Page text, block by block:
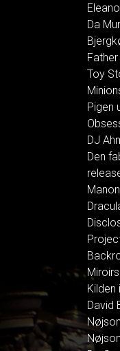
Da
Toy
Pigen
DJ
Den
Kilden
David